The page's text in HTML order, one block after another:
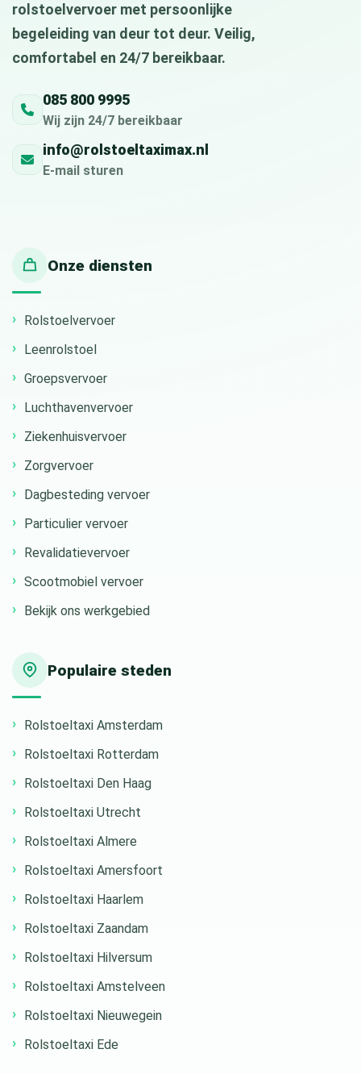
rolstoelvervoer met persoonlijke
begeleiding van deur tot deur. Veilig,
comfortabel en 24/7 bereikbaar.
085 800 9995
Wij zijn 24/7 bereikbaar
info@rolstoeltaximax.nl
E-mail sturen
Onze diensten
Rolstoelvervoer
Leenrolstoel
Groepsvervoer
Luchthavenvervoer
Ziekenhuisvervoer
Zorgvervoer
Dagbesteding vervoer
Particulier vervoer
Revalidatievervoer
Scootmobiel vervoer
Bekijk ons werkgebied
Populaire steden
Rolstoeltaxi Amsterdam
Rolstoeltaxi Rotterdam
Rolstoeltaxi Den Haag
Rolstoeltaxi Utrecht
Rolstoeltaxi Almere
Rolstoeltaxi Amersfoort
Rolstoeltaxi Haarlem
Rolstoeltaxi Zaandam
Rolstoeltaxi Hilversum
Rolstoeltaxi Amstelveen
Rolstoeltaxi Nieuwegein
Rolstoeltaxi Ede